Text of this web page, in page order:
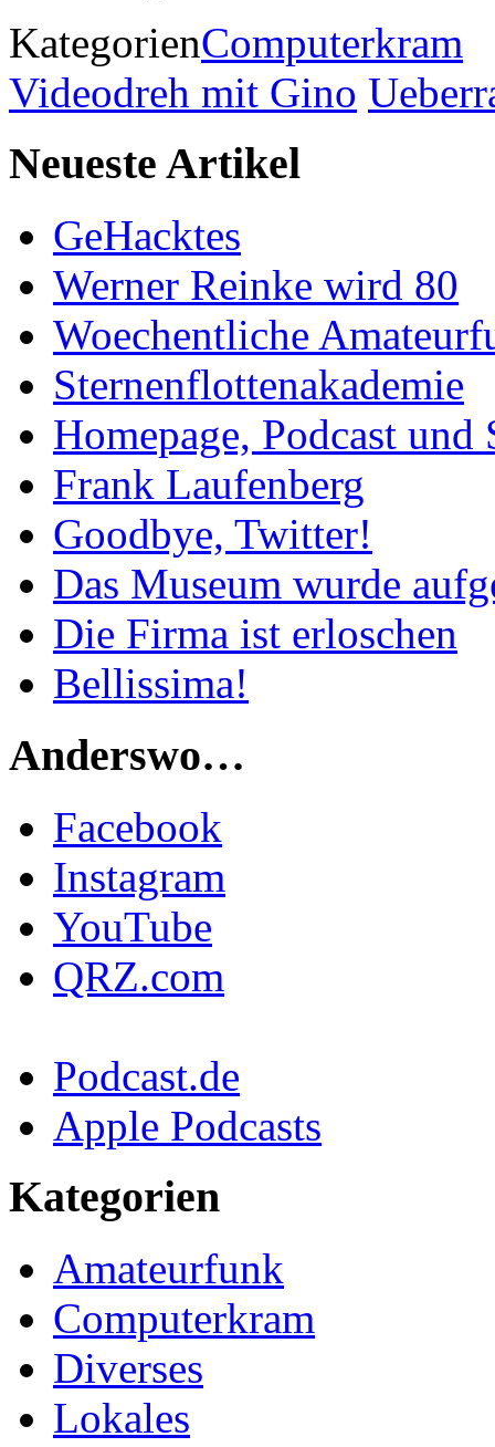
KategorienComputerkram
Videodreh mit Gino
Neueste Artikel
GeHacktes
Werner Reinke wird 80
Woechentliche
Sternenflottenakademie
Homepage, Podcast
Frank Laufenberg
Goodbye, Twitter!
Das Museum wurde
Die Firma ist erloschen
Bellissima!
Anderswo…
Facebook
Instagram
YouTube
QRZ.com
Podcast.de
Apple Podcasts
Kategorien
Amateurfunk
Computerkram
Diverses
Lokales